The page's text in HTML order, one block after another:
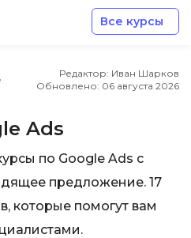
Все курсы
Редактор: Иван Шарков
Обновлено: 06 августа 2026
Ads
по Google Ads с
предложение. 17
которые помогут вам